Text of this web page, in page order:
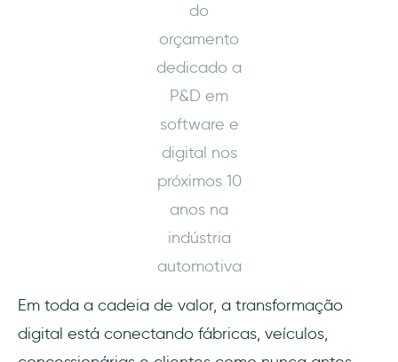
de desenvolvimento virtuais para fazer
onboarding de novos engenheiros
BMW Group acelera transformação ERP com
RISE with SAP S/4HANA Cloud
ciclo de vida do produto (PLM) para
gerenciar dados de produtos
segurança dos trabalhadores com robôs
colaborativos (cobots)
Nissan usa tecnologias de manutenção
preditiva para manter o tempo de
inatividade mínimo
do
orçamento
dedicado a
P&D em
software e
digital nos
próximos 10
anos na
indústria
automotiva
Em toda a cadeia de valor, a transformação
digital está conectando fábricas, veículos,